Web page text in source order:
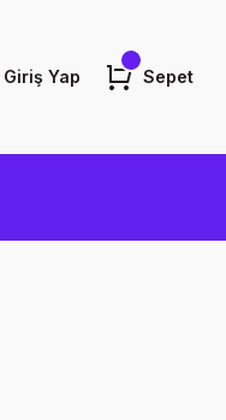
Giriş Yap Sepet